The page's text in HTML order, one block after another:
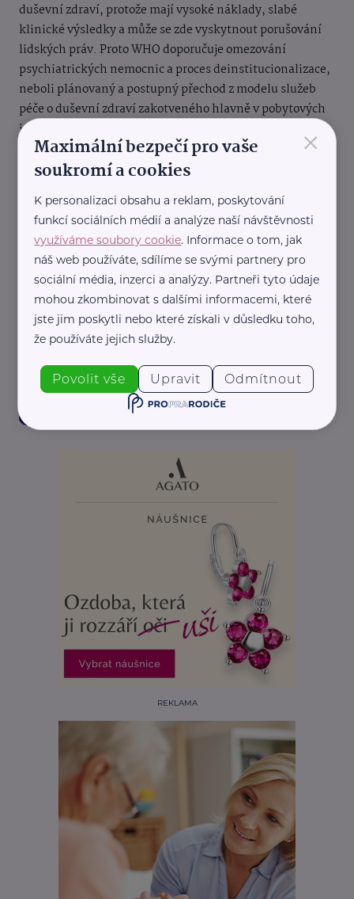
duševní zdraví, protože mají vysoké náklady, slabé
klinické výsledky a může se zde vyskytnout porušování
lidských práv. Proto WHO doporučuje omezování
psychiatrických nemocnic a proces deinstitucionalizace,
neboli plánovaný a postupný přechod z modelu služeb
péče o duševní zdraví zakotveného hlavně v pobytových
institucích k modelu, který poskytuje léčbu a péči
prostřednictvím komunitních služeb, všeobecných
nemocnic, a nejvýznamněji skrze primární zdravotní
proces deinstitucionalizace.
Zdroj: Iniciativa NA ROVINU
Zdraví Péče o sebe Podpora, pomoc, péče
REKLAMA
×
Maximální bezpečí pro vaše
soukromí a cookies
K personalizaci obsahu a reklam, poskytování
funkcí sociálních médií a analýze naší návštěvnosti
využíváme soubory cookie. Informace o tom, jak
náš web používáte, sdílíme se svými partnery pro
sociální média, inzerci a analýzy. Partneři tyto údaje
mohou zkombinovat s dalšími informacemi, které
jste jim poskytli nebo které získali v důsledku toho,
že používáte jejich služby.
Povolit vše Upravit Odmítnout